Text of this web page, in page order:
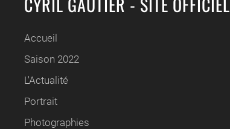
Accueil
Saison 2022
L'Actualité
Portrait
Photographies